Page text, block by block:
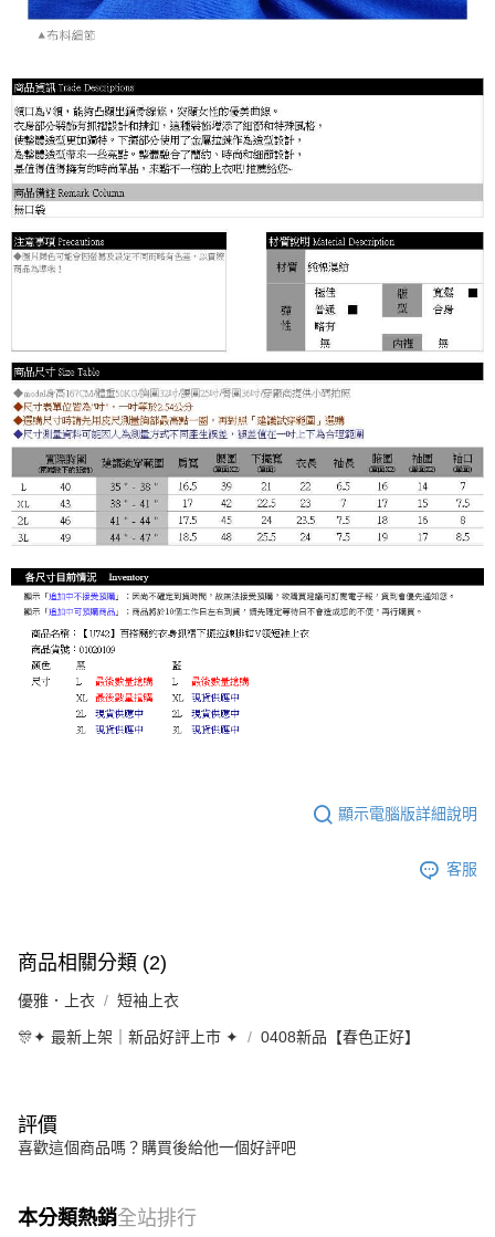
顯示電腦版詳細說明
客服
商品相關分類 (2)
優雅．上衣 短袖上衣
🎊✦ 最新上架｜新品好評上市 ✦ 0408新品【春色正好】
評價
喜歡這個商品嗎？購買後給他一個好評吧
本分類熱銷全站排行